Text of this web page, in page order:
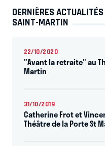
DERNIÈRES
SAINT-MARTIN
22/10/2020
"Avant la retraite" au
Martin
31/10/2019
Catherine Frot et
Théâtre de la Porte St